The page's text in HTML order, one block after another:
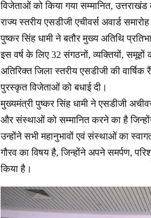
विजेताओं को किया गया सम्मानित,
राज्य स्तरीय एसडीजी एचीवर्स अवार्ड
पुष्कर सिंह धामी ने बतौर मुख्य अतिथि
इस वर्ष के लिए 32 संगठनों, व्यक्तियों, समूहों
अतिरिक्त जिला स्तरीय एसडीजी की
पुरस्कृत विजेताओं को बधाई दी।
मुख्यमंत्री पुष्कर सिंह धामी ने एसडीजी
और संस्थाओं को सम्मानित करने का है जिन्होंने
उन्होंने सभी महानुभावों एवं संस्थाओं का
गौरव का विषय है, जिन्होंने अपने समर्पण,
किया है।